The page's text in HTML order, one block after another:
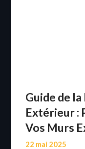
Guide de
Extérieur :
Vos Murs
22 mai 2025